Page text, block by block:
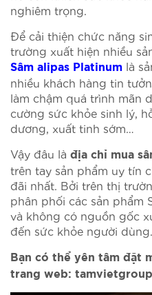
nghiêm trọng.
Để cải thiện chức năng
trường xuất hiện nhiều
Sâm alipas Platinum là
nhiều khách hàng tin
làm chậm quá trình mãn
cường sức khỏe sinh lý,
dương, xuất tinh sớm…
Vậy đâu là địa chỉ mua
trên tay sản phẩm uy tín
đãi nhất. Bởi trên thị
phân phối các sản phẩm
và không có nguồn gốc
đến sức khỏe người dùng.
Bạn có thể yên tâm đặt
trang web: